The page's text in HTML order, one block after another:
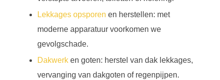
Lekkages opsporen en herstellen: met
moderne apparatuur voorkomen we
gevolgschade.
Dakwerk en goten: herstel van dak lekkages,
vervanging van dakgoten of regenpijpen.